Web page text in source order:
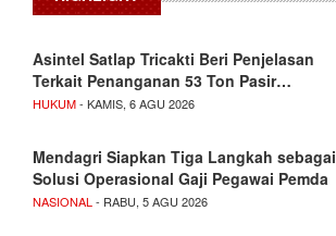
Asintel Satlap Tricakti Beri Penjelasan
Terkait Penanganan 53 Ton Pasir…
HUKUM- KAMIS, 6 AGU 2026
Mendagri Siapkan Tiga Langkah sebagai
Solusi Operasional Gaji Pegawai Pemda
NASIONAL - RABU, 5 AGU 2026